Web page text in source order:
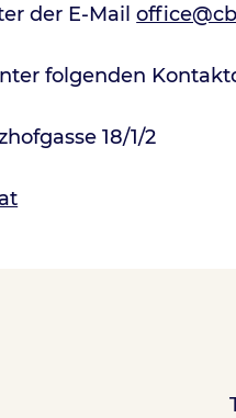
der E-Mail
folgenden
18/1/2